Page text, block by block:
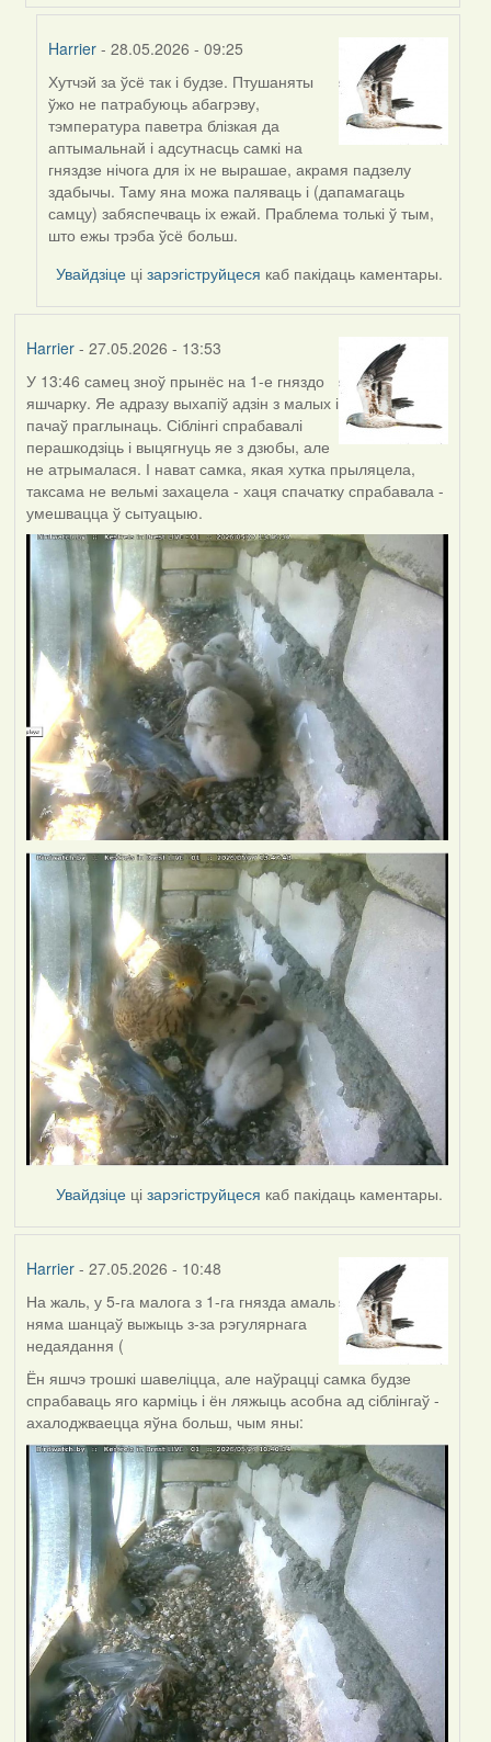
Harrier
Harrier - 28.05.2026 - 09:25
In
reply
to
by
nasta
Хутчэй за ўсё так і будзе. Птушаняты
ўжо не патрабуюць абагрэву,
тэмпература паветра блізкая да
аптымальнай і адсутнасць самкі на
гняздзе нічога для іх не вырашае, акрамя падзелу
здабычы. Таму яна можа паляваць і (дапамагаць
самцу) забяспечваць іх ежай. Праблема толькі ў тым,
што ежы трэба ўсё больш.
Увайдзіце цізарэгіструйцеся каб пакідаць каментары.
Harrier- 27.05.2026 - 13:53
У 13:46 самец зноў прынёс на 1-е гняздо
яшчарку. Яе адразу выхапіў адзін з малых і
пачаў праглынаць. Сіблінгі спрабавалі
перашкодзіць і выцягнуць яе з дзюбы, але
не атрымалася. І нават самка, якая хутка прыляцела,
таксама не вельмі захацела - хаця спачатку спрабавала -
умешвацца ў сытуацыю.
Увайдзіце цізарэгіструйцеся каб пакідаць каментары.
Harrier- 27.05.2026 - 10:48
На жаль, у 5-га малога з 1-га гнязда амаль
няма шанцаў выжыць з-за рэгулярнага
недаядання (
Ён яшчэ трошкі шавеліцца, але наўрацці самка будзе
спрабаваць яго карміць і ён ляжыць асобна ад сіблінгаў -
ахалоджваецца яўна больш, чым яны: